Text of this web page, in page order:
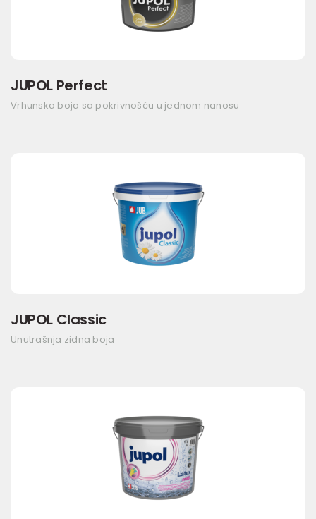
JUPOL Perfect
Vrhunska boja sa pokrivnošću u jednom nanosu
JUPOL Classic
Unutrašnja zidna boja